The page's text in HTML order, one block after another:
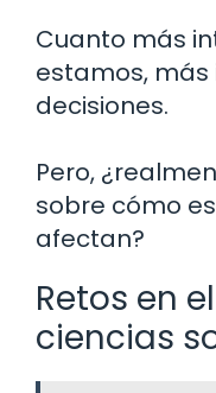
Cuanto más
estamos, más
decisiones.
Pero,
sobre cómo
afectan?
Retos en
ciencias